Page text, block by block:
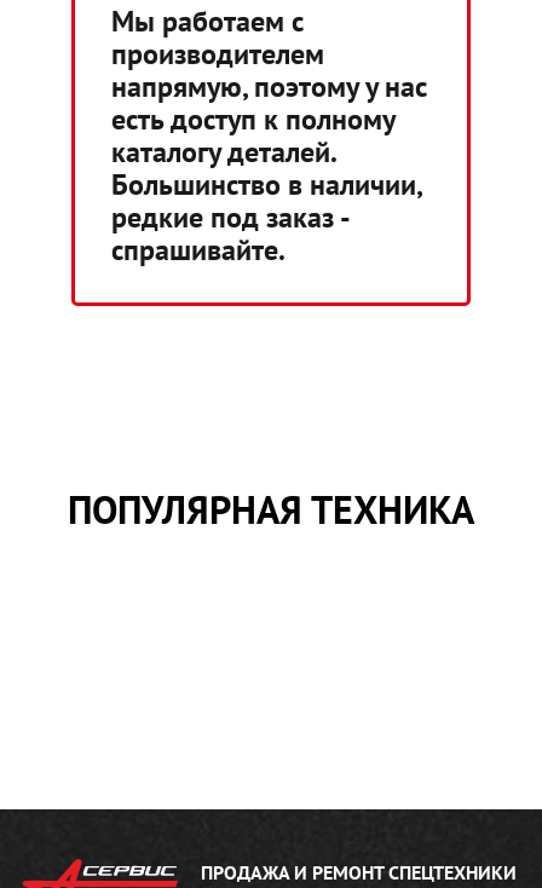
Мы работаем с
производителем
напрямую, поэтому у нас
есть доступ к полному
каталогу деталей.
Большинство в наличии,
редкие под заказ -
спрашивайте.
ПОПУЛЯРНАЯ ТЕХНИКА
ПРОДАЖА И РЕМОНТСПЕЦТЕХНИКИ